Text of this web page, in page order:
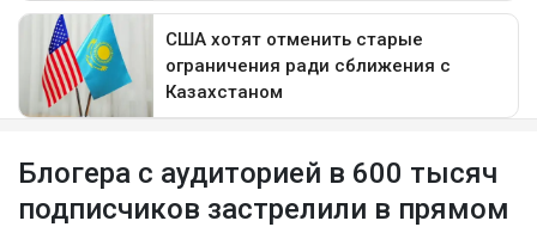
Блогера с аудиторией в 600 тысяч
подписчиков застрелили в прямом